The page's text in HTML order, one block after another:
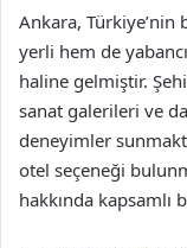
Ankara,
yerli hem de
haline gelmiştir.
sanat galerileri ve
deneyimler
otel seçeneği
hakkında kapsamlı